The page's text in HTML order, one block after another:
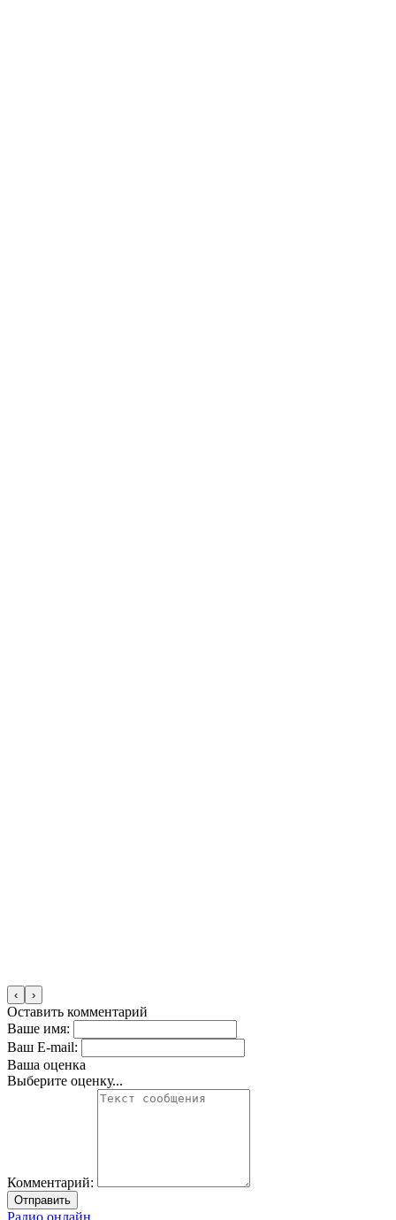
‹ ›
Оставить комментарий
Ваше имя:
Ваш E-mail:
Ваша оценка
Выберите оценку...
Комментарий:
Отправить